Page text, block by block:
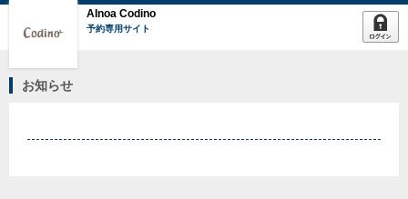
AInoa Codino
予約専用サイト
お知らせ